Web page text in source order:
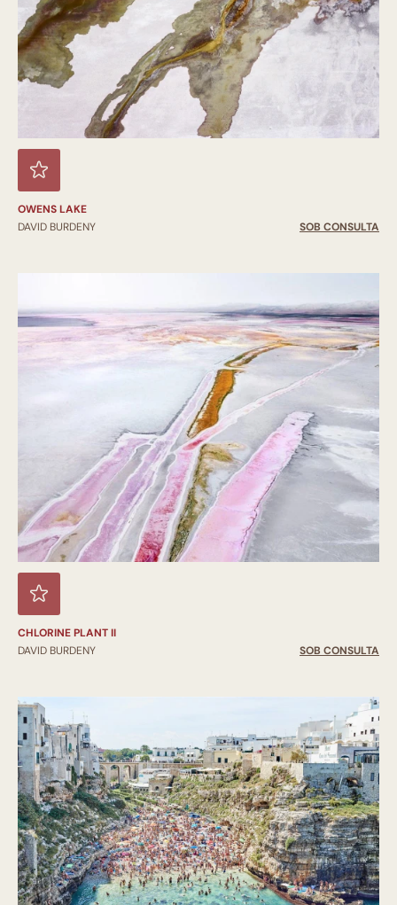
OWENS LAKE
DAVID BURDENY
SOB CONSULTA
CHLORINE PLANT II
DAVID BURDENY
SOB CONSULTA